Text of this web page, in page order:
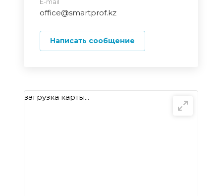
загрузка карты...
office@smartprof.kz
Написать сообщение